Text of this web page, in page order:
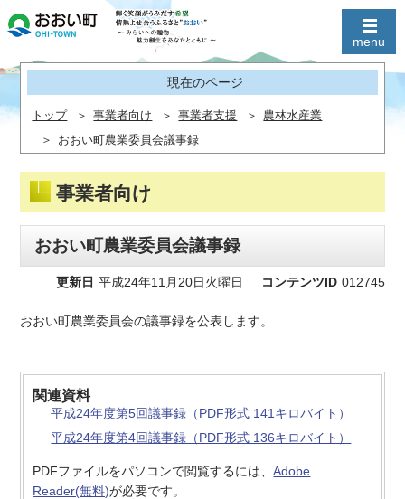
現在のページ
トップ 事業者向け 事業者支援
農林水産業
おおい町農業委員会議事録
事業者向け
おおい町農業委員会議事録
更新日 平成24年11月20日火曜日 コンテンツID 012745
おおい町農業委員会の議事録を公表します。
関連資料
平成24年度第5回議事録（PDF形式 141キロバイト）
平成24年度第4回議事録（PDF形式 136キロバイト）
PDFファイルをパソコンで閲覧するには、Adobe
Reader(無料)が必要です。